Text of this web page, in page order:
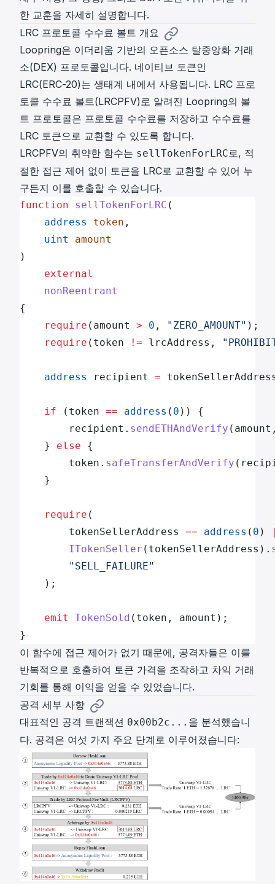
한 교훈을 자세히 설명합니다.
LRC 프로토콜 수수료 볼트 개요
Loopring은 이더리움 기반의 오픈소스 탈중앙화 거래
소(DEX) 프로토콜입니다. 네이티브 토큰인
LRC(ERC-20)는 생태계 내에서 사용됩니다. LRC 프로
토콜 수수료 볼트(LRCPFV)로 알려진 Loopring의 볼
트 프로토콜은 프로토콜 수수료를 저장하고 수수료를
LRC 토큰으로 교환할 수 있도록 합니다.
LRCPFV의 취약한 함수는 sellTokenForLRC로, 적
절한 접근 제어 없이 토큰을 LRC로 교환할 수 있어 누
구든지 이를 호출할 수 있습니다.
function sellTokenForLRC (
    address
token ,
    uint
amount
)
    external
    nonReentrant
{
    require
(amount > 0 , "ZERO_AMOUNT" );
    require
(token != lrcAddress,
    address
recipient =
    if
(token == address ( 0 )) {
        recipient.
sendETHAndVerify
    }
else {
        token.
safeTransferAndVerify
    }
    require
(
        tokenSellerAddress
== address ( 0 )
        ITokenSeller
(tokenSellerAddress).
        "SELL_FAILURE"
    );
    emit
TokenSold (token, amount);
}
이 함수에 접근 제어가 없기 때문에, 공격자들은 이를
반복적으로 호출하여 토큰 가격을 조작하고 차익 거래
기회를 통해 이익을 얻을 수 있었습니다.
공격 세부 사항
대표적인 공격 트랜잭션 0x00b2c... 을 분석했습니
다. 공격은 여섯 가지 주요 단계로 이루어졌습니다: